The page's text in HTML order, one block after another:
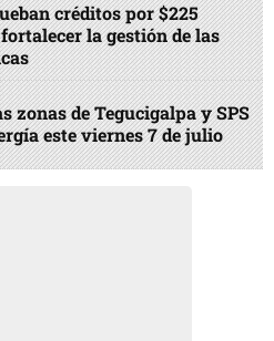
créditos por $225
la gestión de las
zonas de Tegucigalpa y SPS
este viernes 7 de julio